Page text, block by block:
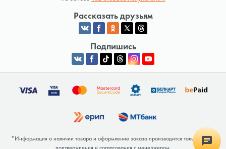
Рассказать друзьям
Подпишись
*Информация о наличии товара и оформление заказа производится только после